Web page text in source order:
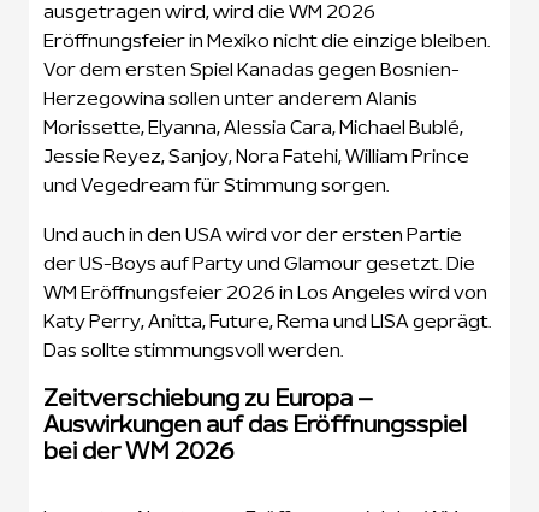
ausgetragen wird, wird die WM 2026
Eröffnungsfeier in Mexiko nicht die einzige bleiben.
Vor dem ersten Spiel Kanadas gegen Bosnien-
Herzegowina sollen unter anderem Alanis
Morissette, Elyanna, Alessia Cara, Michael Bublé,
Jessie Reyez, Sanjoy, Nora Fatehi, William Prince
und Vegedream für Stimmung sorgen.
Und auch in den USA wird vor der ersten Partie
der US-Boys auf Party und Glamour gesetzt. Die
WM Eröffnungsfeier 2026 in Los Angeles wird von
Katy Perry, Anitta, Future, Rema und LISA geprägt.
Das sollte stimmungsvoll werden.
Zeitverschiebung zu Europa –
Auswirkungen auf das Eröffnungsspiel
bei der WM 2026